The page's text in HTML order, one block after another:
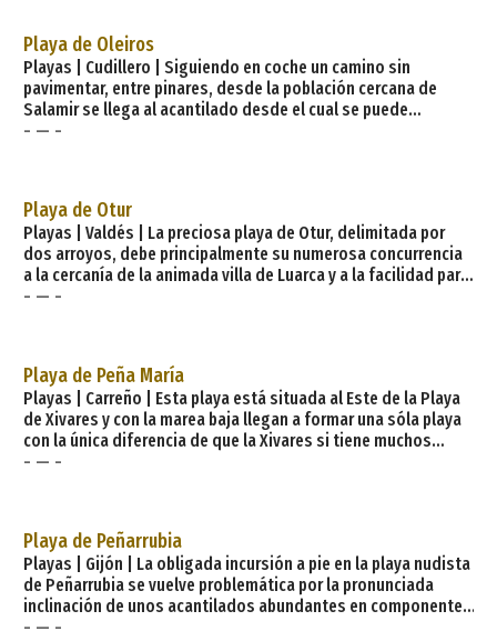
marítimo: Tipo de playa: Composición:
Playa de Oleiros
Playas | Cudillero | Siguiendo en coche un camino sin
pavimentar, entre pinares, desde la población cercana de
Salamir se llega al acantilado desde el cual se puede
contemplar la gran ensenada de Oleiros —con forma de
compiten en belleza con la misma. Cara
- — -
Playa de Otur
Playas | Valdés | La preciosa playa de Otur, delimitada por
dos arroyos, debe principalmente su numerosa concurrencia
a la cercanía de la animada villa de Luarca y a la facilidad para
llegar a ella. Galardonada con la bandera azul de la Unión
Anchura media: 180 metros Grado ocupac
- — -
Playa de Peña María
Playas | Carreño | Esta playa está situada al Este de la Playa
de Xivares y con la marea baja llegan a formar una sóla playa
con la única diferencia de que la Xivares si tiene muchos
servicios y esta ninguno. En su parte oriental se encuantra lo
coloristas paneras,
- — -
Playa de Peñarrubia
Playas | Gijón | La obligada incursión a pie en la playa nudista
de Peñarrubia se vuelve problemática por la pronunciada
inclinación de unos acantilados abundantes en componentes
fósiles. Características generales: Longitud playa: 550
- — -